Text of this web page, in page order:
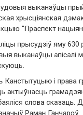
выканаўцы
хрысціянская
“Праспект
прысудзіў яму
выканаўцы апісалі
Канстытуцыю і права
слова
Раман Ганчароў.